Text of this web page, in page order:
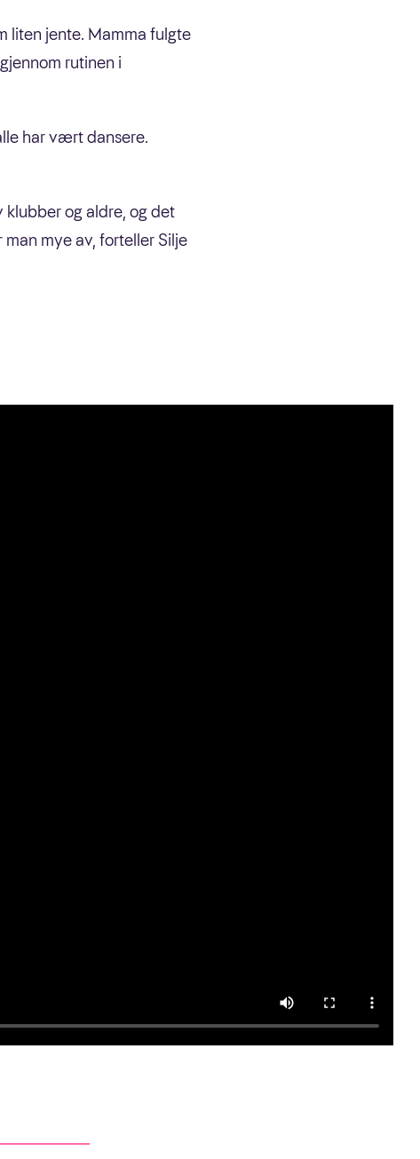
liten jente. Mamma fulgte
rutinen i
har vært dansere.
klubber og aldre, og det
mye av, forteller Silje